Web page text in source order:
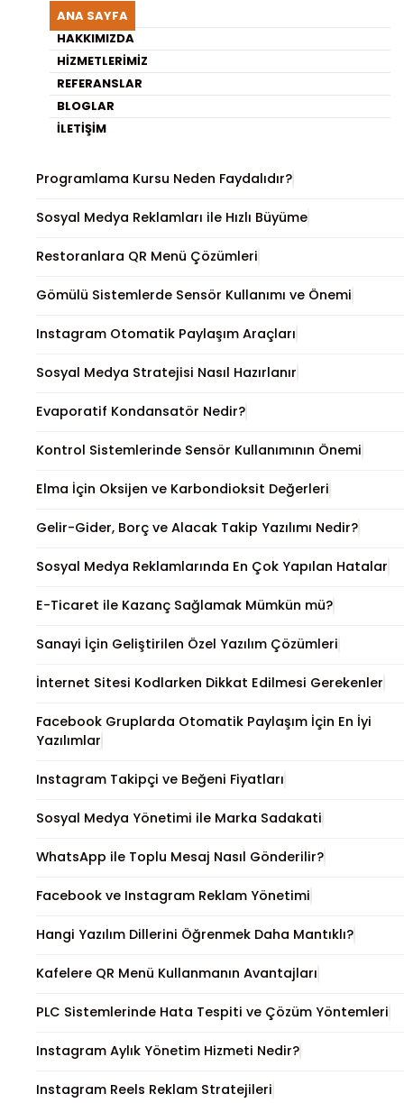
ANA SAYFA
HAKKIMIZDA
HIZMETLERIMIZ
REFERANSLAR
BLOGLAR
İLETIŞIM
Sosyal Medya Marka Yönetimi
Nedir?
En Son Yayınlananlar
Etkili Sosyal Medya Kampanyası Oluşturma
Programlama Kursu Neden Faydalıdır?
Sosyal Medya Reklamları ile Hızlı Büyüme
Restoranlara QR Menü Çözümleri
Gömülü Sistemlerde Sensör Kullanımı ve Önemi
Instagram Otomatik Paylaşım Araçları
Sosyal Medya Stratejisi Nasıl Hazırlanır
Evaporatif Kondansatör Nedir?
Kontrol Sistemlerinde Sensör Kullanımının Önemi
Elma İçin Oksijen ve Karbondioksit Değerleri
Gelir-Gider, Borç ve Alacak Takip Yazılımı Nedir?
Sosyal Medya Reklamlarında En Çok Yapılan Hatalar
E-Ticaret ile Kazanç Sağlamak Mümkün mü?
Sanayi İçin Geliştirilen Özel Yazılım Çözümleri
İnternet Sitesi Kodlarken Dikkat Edilmesi Gerekenler
Facebook Gruplarda Otomatik Paylaşım İçin En İyi
Yazılımlar
Instagram Takipçi ve Beğeni Fiyatları
Sosyal Medya Yönetimi ile Marka Sadakati
WhatsApp ile Toplu Mesaj Nasıl Gönderilir?
Facebook ve Instagram Reklam Yönetimi
Hangi Yazılım Dillerini Öğrenmek Daha Mantıklı?
Kafelere QR Menü Kullanmanın Avantajları
PLC Sistemlerinde Hata Tespiti ve Çözüm Yöntemleri
Instagram Aylık Yönetim Hizmeti Nedir?
Instagram Reels Reklam Stratejileri